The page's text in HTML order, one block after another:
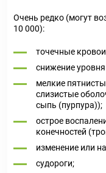
Очень редко (могут
10 000):
точечные
снижение
мелкие
слизистые
сыпь (пурпура));
острое
конечностей
изменение или
судороги;